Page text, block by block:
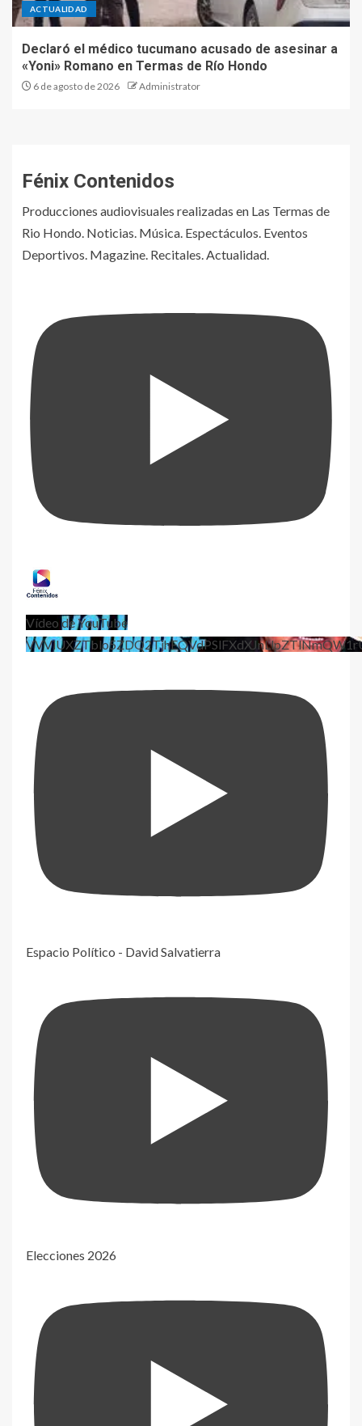
ACTUALIDAD
Declaró el médico tucumano acusado de asesinar a
«Yoni» Romano en Termas de Río Hondo
6 de agosto de 2026 Administrator
Fénix Contenidos
Producciones audiovisuales realizadas en Las Termas de
Rio Hondo. Noticias. Música. Espectáculos. Eventos
Deportivos. Magazine. Recitales. Actualidad.
Vídeo de YouTube
Espacio Político - David Salvatierra
Elecciones 2026